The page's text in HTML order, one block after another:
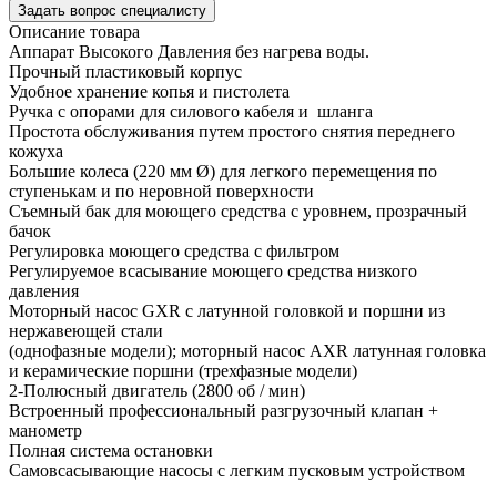
Задать вопрос специалисту
Описание товара
Аппарат Высокого Давления без нагрева воды.
Прочный пластиковый корпус
Удобное хранение копья и пистолета
Ручка с опорами для силового кабеля и шланга
Простота обслуживания путем простого снятия переднего
кожуха
Большие колеса (220 мм Ø) для легкого перемещения по
ступенькам и по неровной поверхности
Съемный бак для моющего средства с уровнем, прозрачный
бачок
Регулировка моющего средства с фильтром
Регулируемое всасывание моющего средства низкого
давления
Моторный насос GXR с латунной головкой и поршни из
нержавеющей стали
(однофазные модели); моторный насос AXR латунная головка
и керамические поршни (трехфазные модели)
2-Полюсный двигатель (2800 об / мин)
Встроенный профессиональный разгрузочный клапан +
манометр
Полная система остановки
Самовсасывающие насосы с легким пусковым устройством